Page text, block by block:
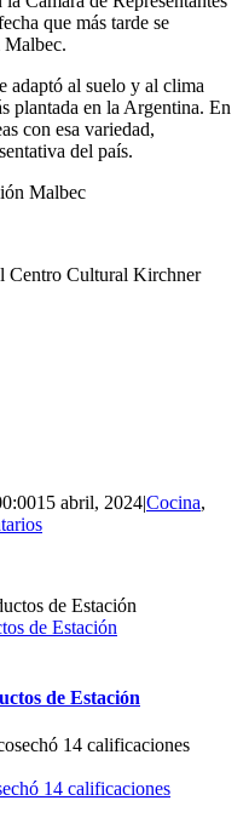
que más tarde se
Malbec.
adaptó al suelo y al clima
plantada en la Argentina. En
con esa variedad,
del país.
Malbec
Centro Cultural Kirchner
15 abril, 2024|Cocina,
de Estación
de Estación
14 calificaciones